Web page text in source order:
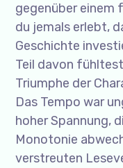
gegenüber einem
du jemals erlebt,
Geschichte
Teil davon
Triumphe der
Das Tempo war
hoher Spannung,
Monotonie
verstreuten